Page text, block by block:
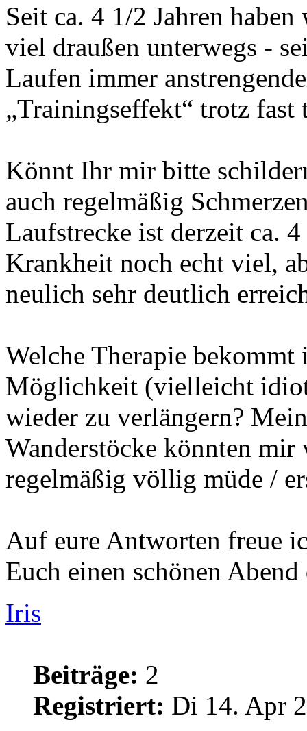
Seit ca. 4 1/2 Jahren
viel draußen unterwegs -
Laufen immer
„Trainingseffekt“ trotz
Könnt Ihr mir bitte
auch regelmäßig
Laufstrecke ist derzeit ca.
Krankheit noch echt viel,
neulich sehr deutlich
Welche Therapie
Möglichkeit (vielleicht
wieder zu verlängern?
Wanderstöcke könnten
regelmäßig völlig müde /
Auf eure Antworten freue
Euch einen schönen
Iris
Beiträge: 2
Registriert: Di 14. Apr